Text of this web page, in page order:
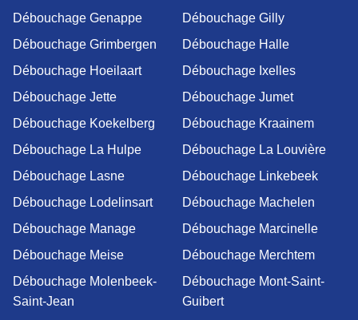
Débouchage Genappe
Débouchage Gilly
Débouchage Grimbergen
Débouchage Halle
Débouchage Hoeilaart
Débouchage Ixelles
Débouchage Jette
Débouchage Jumet
Débouchage Koekelberg
Débouchage Kraainem
Débouchage La Hulpe
Débouchage La Louvière
Débouchage Lasne
Débouchage Linkebeek
Débouchage Lodelinsart
Débouchage Machelen
Débouchage Manage
Débouchage Marcinelle
Débouchage Meise
Débouchage Merchtem
Débouchage Molenbeek-
Saint-Jean
Débouchage Mont-Saint-
Guibert